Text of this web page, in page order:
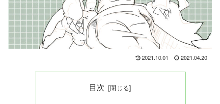
2021.10.01 2021.04.20
目次